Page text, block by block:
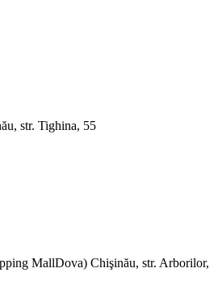
str. Tighina, 55
MallDova) Chişinău, str. Arborilor,